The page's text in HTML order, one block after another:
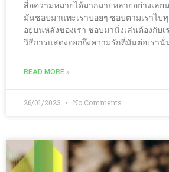
สื่อความหมายได้มากมายหลายอย่างเลย
มันชอบมาแทะเราบ่อยๆ ชอบตามเราไป
อยู่บนหลังของเรา ชอบมานั่งเล่นต้องกับ
วิธีการแสดงออกถึงความรักที่มันต่อเรานั่
READ MORE »
26/01/2023 No Comments